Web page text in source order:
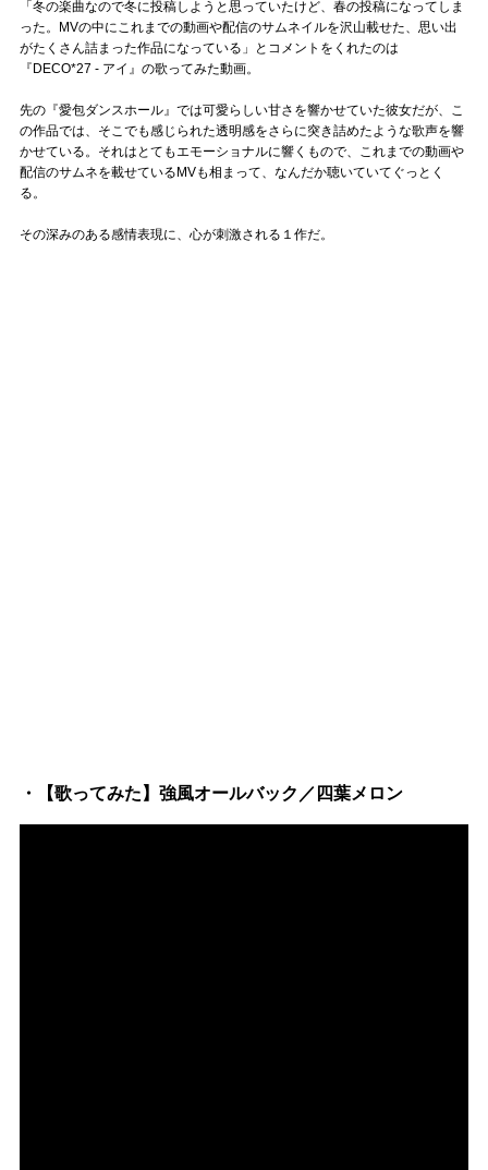
「冬の楽曲なので冬に投稿しようと思っていたけど、春の投稿になってしま
った。MVの中にこれまでの動画や配信のサムネイルを沢山載せた、思い出
がたくさん詰まった作品になっている」とコメントをくれたのは
『DECO*27 - アイ』の歌ってみた動画。
先の『愛包ダンスホール』では可愛らしい甘さを響かせていた彼女だが、こ
の作品では、そこでも感じられた透明感をさらに突き詰めたような歌声を響
かせている。それはとてもエモーショナルに響くもので、これまでの動画や
配信のサムネを載せているMVも相まって、なんだか聴いていてぐっとく
る。
その深みのある感情表現に、心が刺激される１作だ。
・【歌ってみた】強風オールバック／四葉メロン